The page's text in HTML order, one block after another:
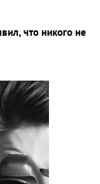
что никого не